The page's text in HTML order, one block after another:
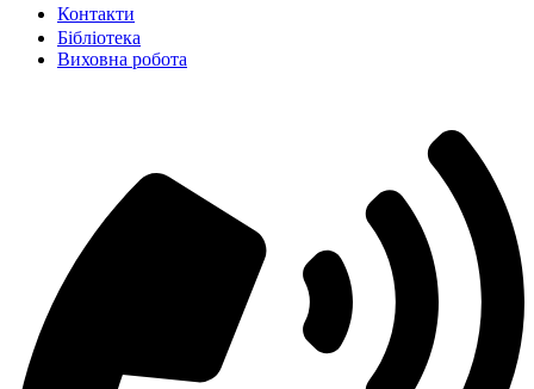
Контактиㅤㅤㅤㅤㅤ
Бібліотека
Виховна робота